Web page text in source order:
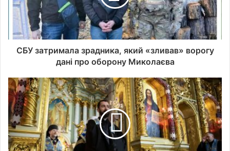
СБУ затримала зрадника, який «зливав» ворогу
дані про оборону Миколаєва